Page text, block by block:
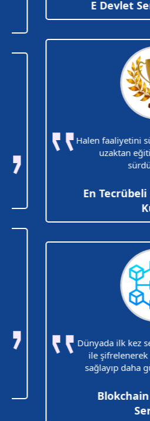
E Devlet
Halen faaliyetini
uzaktan eğitim
En Tecrübeli
Kursu
Dünyada ilk kez
ile şifrelenerek
sağlayıp daha
Blokchain